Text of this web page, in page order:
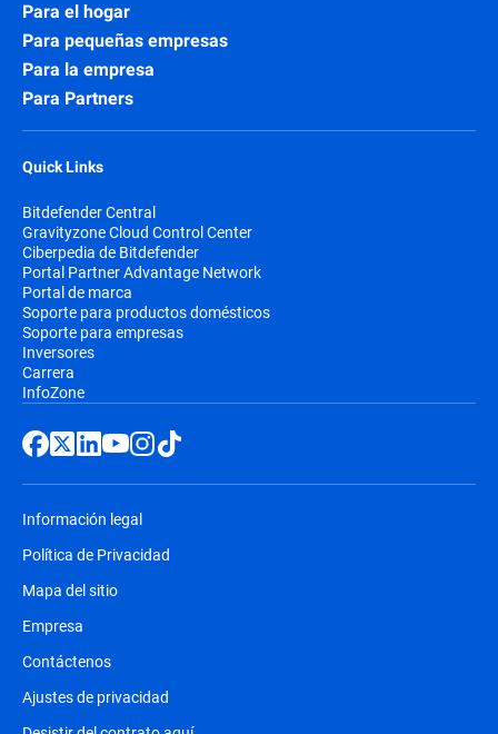
Para el hogar
Para pequeñas empresas
Para la empresa
Para Partners
Quick Links
Bitdefender Central
Gravityzone Cloud Control Center
Ciberpedia de Bitdefender
Portal Partner Advantage Network
Portal de marca
Soporte para productos domésticos
Soporte para empresas
Inversores
Carrera
InfoZone
Información legal
Política de Privacidad
Mapa del sitio
Empresa
Contáctenos
Ajustes de privacidad